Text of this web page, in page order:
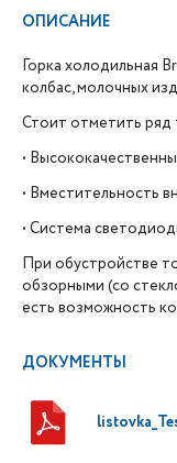
ОПИСАНИЕ
Горка холодильная
колбас, молочных
Стоит отметить ряд
•
• Вместительность
• Система
При обустройстве
обзорными (со
есть возможность
ДОКУМЕНТЫ